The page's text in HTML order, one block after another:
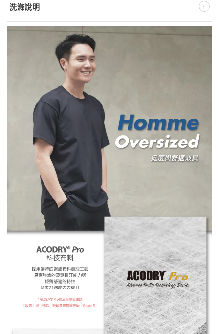
洗滌說明 +
深淺色分開洗
※ 此款布料為特殊吸濕紗線，運動完吸入汗水後，務必盡快
底清洗
，避免汗水長時間阻塞紗線纖維
※ 正確的洗滌方式將大大地影響產品壽命